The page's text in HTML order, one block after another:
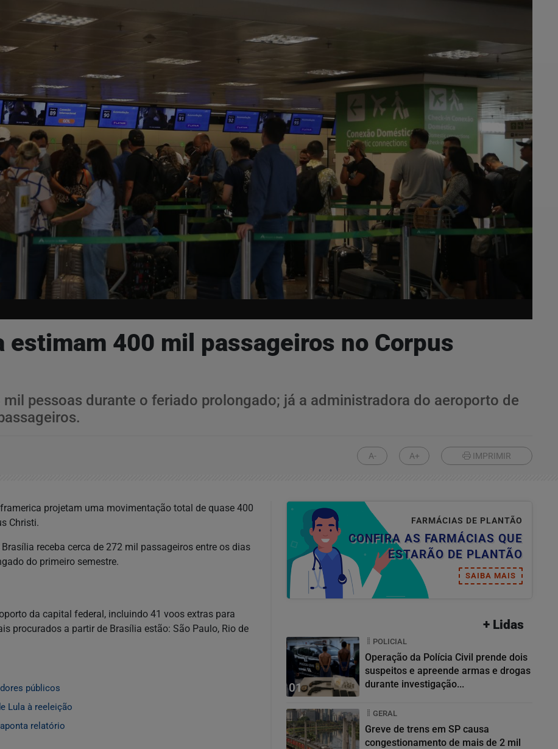
400 mil passageiros no Corpus
pessoas durante o feriado prolongado; já a administradora do aeroporto de
A- A+ IMPRIMIR
projetam uma movimentação total de quase 400
Christi.
receba cerca de 272 mil passageiros entre os dias
do primeiro semestre.
da capital federal, incluindo 41 voos extras para
procurados a partir de Brasília estão: São Paulo, Rio de
públicos
Lula à reeleição
relatório
FARMÁCIAS DE PLANTÃO
CONFIRA AS FARMÁCIAS QUE
ESTARÃO DE PLANTÃO
SAIBA MAIS
+ Lidas
01
POLICIAL
Operação da Polícia Civil prende dois
suspeitos e apreende armas e drogas
durante investigação...
GERAL
Greve de trens em SP causa
congestionamento de mais de 2 mil